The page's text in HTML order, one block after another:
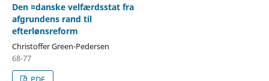
Den ¤danske velfærdsstat fra
afgrundens rand til
efterlønsreform
Christoffer Green-Pedersen
68-77